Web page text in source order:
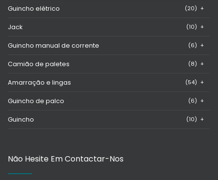
Guincho elétrico (20) +
Jack (10) +
Guincho manual de corrente (6) +
Camião de paletes (8) +
Amarração e lingas (54) +
Guincho de palco (6) +
Guincho (10) +
Não Hesite Em Contactar-Nos